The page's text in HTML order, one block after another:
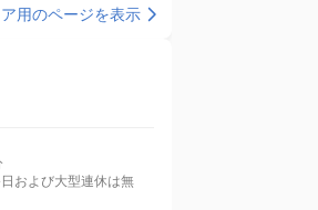
用のページを表示
および大型連休は無